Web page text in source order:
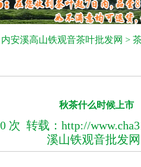
内安溪高山铁观音茶叶批发网 >
秋茶什么时候上市
次 转载：http://
溪山铁观音批发